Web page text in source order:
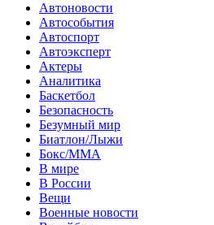
Автоновости
Автособытия
Автоспорт
Автоэксперт
Актеры
Аналитика
Баскетбол
Безопасность
Безумный мир
Биатлон/Лыжи
Бокс/MMA
В мире
В России
Вещи
Военные новости